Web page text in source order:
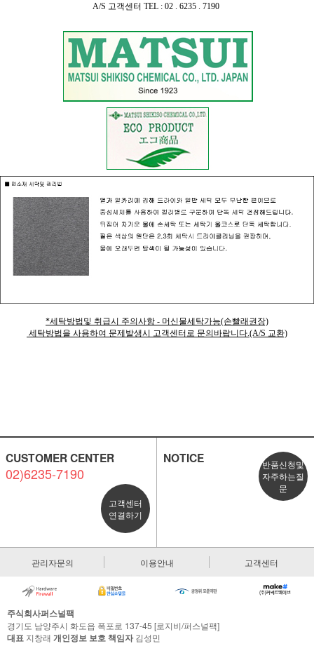
A/S 고객센터 TEL : 02 . 6235 . 7190
*세탁방법및 취급시 주의사항 - 머신물세탁가능(손빨래권장)
세탁방법을 사용하여 문제발생시 고객센터로 문의바랍니다.(A/S 교환)
CUSTOMER CENTER
02)6235-7190
고객센터
연결하기
NOTICE
반품신청및
자주하는질
문
관리자문의 이용안내 고객센터
주식회사퍼스널팩
경기도 남양주시 화도읍 폭포로 137-45 [로지비/퍼스널팩]
대표 지창래 개인정보 보호 책임자김성민